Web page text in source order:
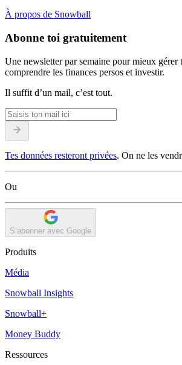
À propos de Snowball
Abonne toi gratuitement
Une newsletter par semaine pour mieux gérer
comprendre les finances persos et investir.
Il suffit d’un mail, c’est tout.
Tes données resteront privées. On ne les
Ou
S’abonner avec Google
Produits
Média
Snowball Insights
Snowball+
Money Buddy
Ressources